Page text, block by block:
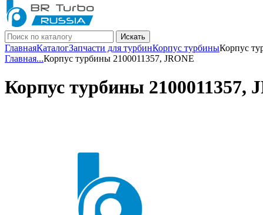
Искать
ГлавнаяКаталогЗапчасти для турбинКорпус турбиныКорпус
Главная...Корпус турбины 2100011357, JRONE
Корпус турбины 2100011357,